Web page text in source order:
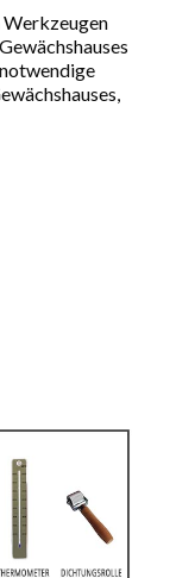
Werkzeugen